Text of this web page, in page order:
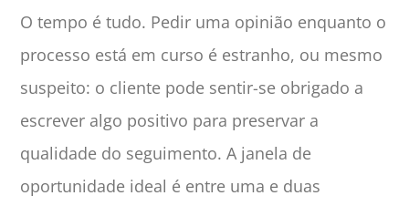
O tempo é tudo. Pedir uma opinião enquanto o
processo está em curso é estranho, ou mesmo
suspeito: o cliente pode sentir-se obrigado a
escrever algo positivo para preservar a
qualidade do seguimento. A janela de
oportunidade ideal é entre uma e duas